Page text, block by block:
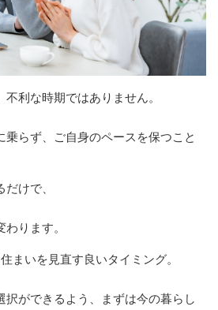
利な時期ではありません。
乗らず、ご自身のペースを保つこと
けで、
わります。
まいを見直す良いタイミング。
択ができるよう、まずは今の暮らし